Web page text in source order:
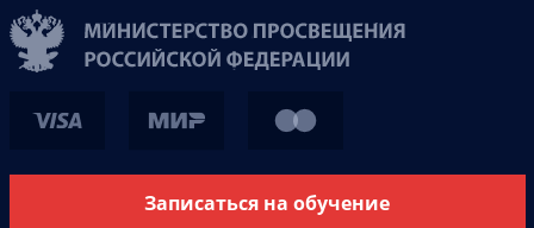
Записаться на обучение